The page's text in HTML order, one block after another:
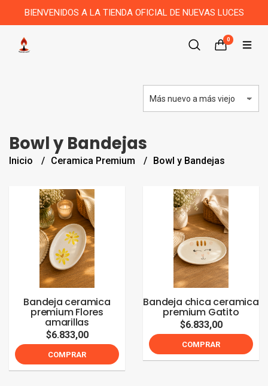
BIENVENIDOS A LA TIENDA OFICIAL DE NUEVAS LUCES
0
Bowl y Bandejas
Inicio Ceramica Premium Bowl y Bandejas
Bandeja ceramica
premium Flores
amarillas
$6.833,00
COMPRAR
Bandeja chica ceramica
premium Gatito
$6.833,00
COMPRAR